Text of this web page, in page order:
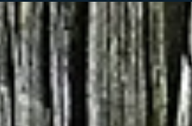
Für das Stadtkind wird es eine harte Zeit...